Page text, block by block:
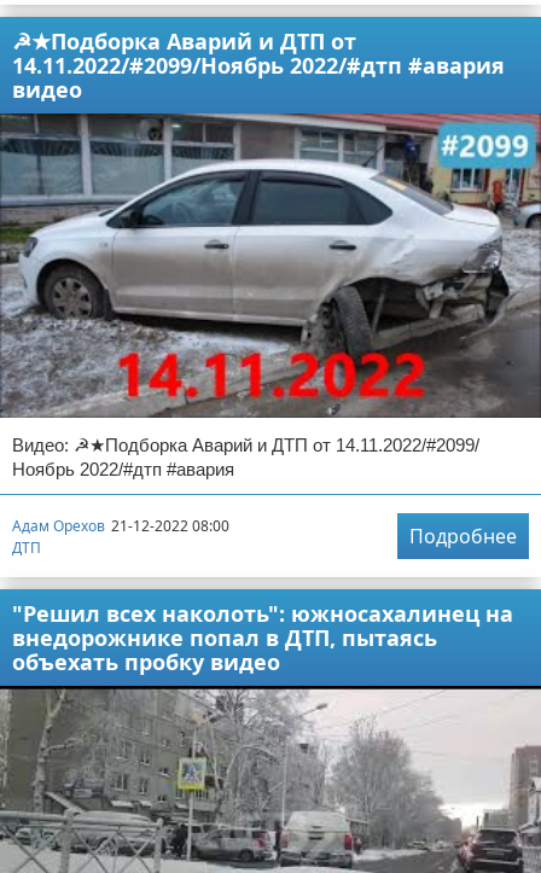
☭★Подборка Аварий и ДТП от
14.11.2022/#2099/Ноябрь 2022/#дтп #авария
видео
Видео: ☭★Подборка Аварий и ДТП от 14.11.2022/#2099/
Ноябрь 2022/#дтп #авария
Адам Орехов 21-12-2022 08:00
ДТП
Подробнее
"Решил всех наколоть": южносахалинец на
внедорожнике попал в ДТП, пытаясь
объехать пробку видео